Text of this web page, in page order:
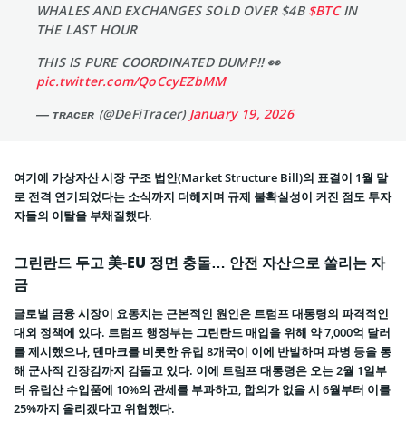
WHALES AND EXCHANGES SOLD OVER $4B $BTCIN
THE LAST HOUR
THIS IS PURE COORDINATED DUMP!! 👀
pic.twitter.com/QoCcyEZbMM
— ᴛʀᴀᴄᴇʀ (@DeFiTracer) January 19, 2026
여기에 가상자산 시장 구조 법안(Market Structure Bill)의 표결이 1월 말
로 전격 연기되었다는 소식까지 더해지며 규제 불확실성이 커진 점도 투자
자들의 이탈을 부채질했다.
그린란드 두고 美-EU 정면 충돌… 안전 자산으로 쏠리는 자
금
글로벌 금융 시장이 요동치는 근본적인 원인은 트럼프 대통령의 파격적인
대외 정책에 있다. 트럼프 행정부는 그린란드 매입을 위해 약 7,000억 달러
를 제시했으나, 덴마크를 비롯한 유럽 8개국이 이에 반발하며 파병 등을 통
해 군사적 긴장감까지 감돌고 있다. 이에 트럼프 대통령은 오는 2월 1일부
터 유럽산 수입품에 10%의 관세를 부과하고, 합의가 없을 시 6월부터 이를
25%까지 올리겠다고 위협했다.